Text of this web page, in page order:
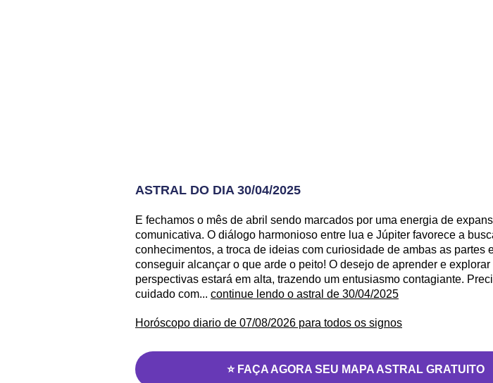
ASTRAL DO DIA 30/04/2025
E fechamos o mês de abril sendo marcados por uma energia de
comunicativa. O diálogo harmonioso entre lua e Júpiter favorece a
conhecimentos, a troca de ideias com curiosidade de ambas as partes
conseguir alcançar o que arde o peito! O desejo de aprender e
perspectivas estará em alta, trazendo um entusiasmo contagiante.
cuidado com... continue lendo o astral de 30/04/2025
Horóscopo diario de 07/08/2026 para todos os signos
⭐ FAÇA AGORA SEU MAPA ASTRAL GRATUITO